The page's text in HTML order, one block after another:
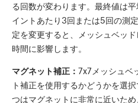
る回数が変わります。最終値は
イントあたり3回または5回の測
定を変更すると、メッシュベッ
時間に影響します。
マグネット補正： 7x7メッシュベ
ト補正を使用するかどうかを選
つはマグネットに非常に近いた